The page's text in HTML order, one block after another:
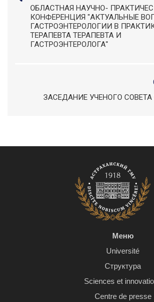
ОБЛАСТНАЯ НАУЧНО-
КОНФЕРЕНЦИЯ "АКТУАЛЬНЫЕ
ГАСТРОЭНТЕРОЛОГИИ В
ТЕРАПЕВТА ТЕРАПЕВТА И
ГАСТРОЭНТЕРОЛОГА"
ЗАСЕДАНИЕ УЧЕНОГО СОВЕТА
Меню
Université
Структура
Sciences et
Centre de presse